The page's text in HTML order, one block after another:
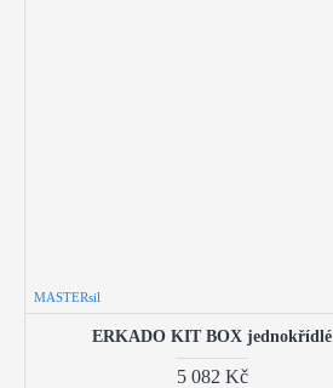
MASTERsil
ERKADO KIT BOX jednokřídlé
5 082 Kč